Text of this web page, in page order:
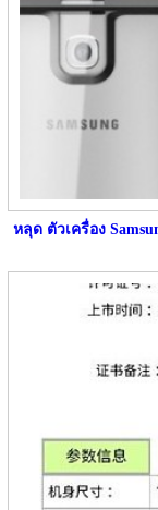
หลุด ตัวเครื่อง